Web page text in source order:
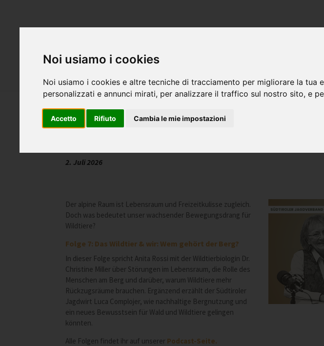
Noi usiamo i cookies
Noi usiamo i cookies e altre tecniche di tracciamento per migliorare la
personalizzati e annunci mirati, per analizzare il traffico sul nostro sito, e
Accetto Rifiuto Cambia le mie impostazioni
2. Juli 2026
Der alpine Raum ist Lebensraum und Freizeitkulisse zugleich.
Doch was bedeutet unser wachsender Bewegungsdrang für
Wildtiere?
Folge 7: Das Wildtier & wir: Wem gehört der Berg?
In dieser Folge spricht Anita Rossi mit der Wildtierbiologin Dr.
Christine Miller über Störungen im Lebensraum, die Rolle des
Menschen am Berg und darüber, warum Wildtiere mehr
Rückzugsräume brauchen. Ergänzend erzählt der Südtiroler
Jagdwirt Luca Complojer, wie nachhaltige Bergnutzung und
ein neues Bewusstsein für Wald und Wildtiere gelingen
könnten.
Alle Folgen findet ihr auf unserer Podcast-Seite.